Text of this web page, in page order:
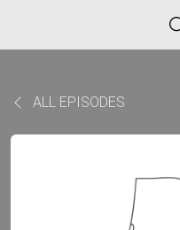
ALL EPISODES